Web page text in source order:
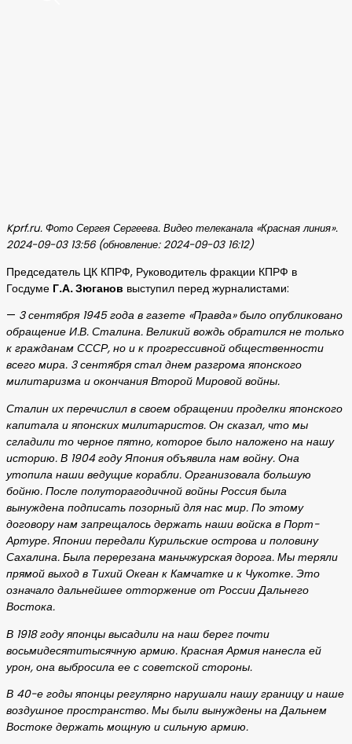
Kprf.ru. Фото Сергея Сергеева. Видео телеканала «Красная линия».
2024-09-03 13:56 (обновление: 2024-09-03 16:12)
Председатель ЦК КПРФ, Руководитель фракции КПРФ в
Госдуме Г.А. Зюганов выступил перед журналистами:
— 3 сентября 1945 года в газете «Правда» было опубликовано
обращение И.В. Сталина. Великий вождь обратился не только
к гражданам СССР, но и к прогрессивной общественности
всего мира. 3 сентября стал днем разгрома японского
милитаризма и окончания Второй Мировой войны.
Сталин их перечислил в своем обращении проделки японского
капитала и японских милитаристов. Он сказал, что мы
сгладили то черное пятно, которое было наложено на нашу
историю. В 1904 году Япония объявила нам войну. Она
утопила наши ведущие корабли. Организовала большую
бойню. После полуторагодичной войны Россия была
вынуждена подписать позорный для нас мир. По этому
договору нам запрещалось держать наши войска в Порт-
Артуре. Японии передали Курильские острова и половину
Сахалина. Была перерезана маньчжурская дорога. Мы теряли
прямой выход в Тихий Океан к Камчатке и к Чукотке. Это
означало дальнейшее отторжение от России Дальнего
Востока.
В 1918 году японцы высадили на наш берег почти
восьмидесятитысячную армию. Красная Армия нанесла ей
урон, она выбросила ее с советской стороны.
В 40-е годы японцы регулярно нарушали нашу границу и наше
воздушное пространство. Мы были вынуждены на Дальнем
Востоке держать мощную и сильную армию.